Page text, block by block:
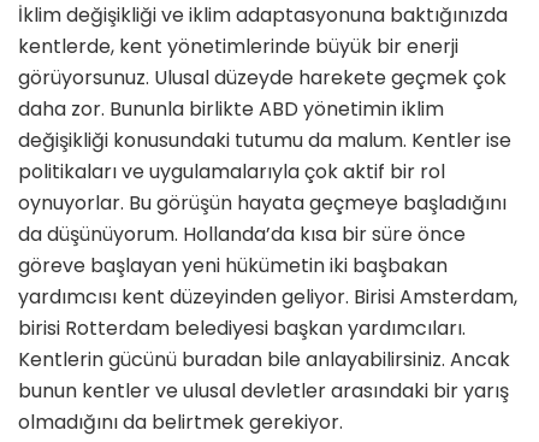
İklim değişikliği ve iklim adaptasyonuna baktığınızda
kentlerde, kent yönetimlerinde büyük bir enerji
görüyorsunuz. Ulusal düzeyde harekete geçmek çok
daha zor. Bununla birlikte ABD yönetimin iklim
değişikliği konusundaki tutumu da malum. Kentler ise
politikaları ve uygulamalarıyla çok aktif bir rol
oynuyorlar. Bu görüşün hayata geçmeye başladığını
da düşünüyorum. Hollanda’da kısa bir süre önce
göreve başlayan yeni hükümetin iki başbakan
yardımcısı kent düzeyinden geliyor. Birisi Amsterdam,
birisi Rotterdam belediyesi başkan yardımcıları.
Kentlerin gücünü buradan bile anlayabilirsiniz. Ancak
bunun kentler ve ulusal devletler arasındaki bir yarış
olmadığını da belirtmek gerekiyor.